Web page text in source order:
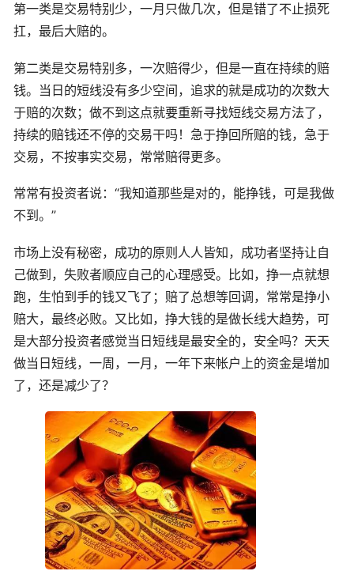
第一类是交易特别少，一月只做几次，但是错了不止损死
扛，最后大赔的。
第二类是交易特别多，一次赔得少，但是一直在持续的赔
钱。当日的短线没有多少空间，追求的就是成功的次数大
于赔的次数；做不到这点就要重新寻找短线交易方法了，
持续的赔钱还不停的交易干吗！急于挣回所赔的钱，急于
交易，不按事实交易，常常赔得更多。
常常有投资者说：“我知道那些是对的，能挣钱，可是我做
不到。”
市场上没有秘密，成功的原则人人皆知，成功者坚持让自
己做到，失败者顺应自己的心理感受。比如，挣一点就想
跑，生怕到手的钱又飞了；赔了总想等回调，常常是挣小
赔大，最终必败。又比如，挣大钱的是做长线大趋势，可
是大部分投资者感觉当日短线是最安全的，安全吗？天天
做当日短线，一周，一月，一年下来帐户上的资金是增加
了，还是减少了？